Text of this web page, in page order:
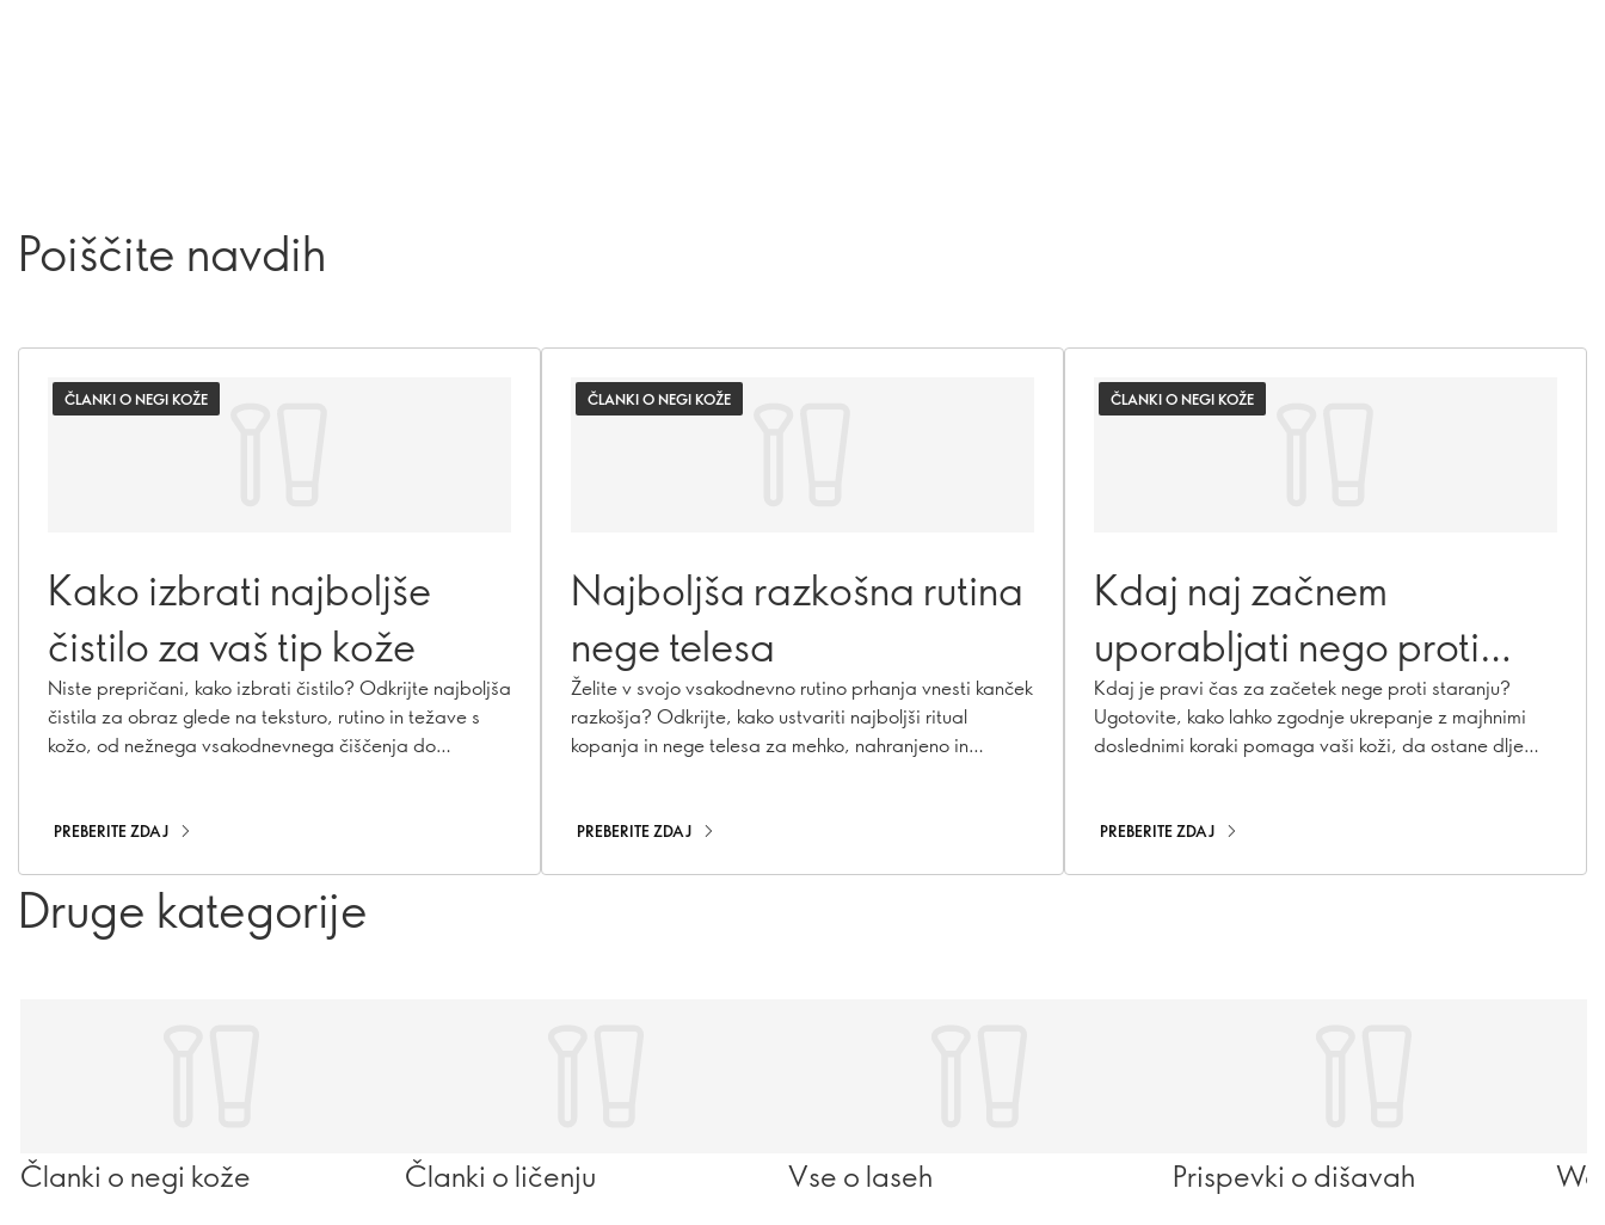
Poiščite navdih
ČLANKI O NEGI KOŽE
Kako izbrati najboljše
čistilo za vaš tip kože
Niste prepričani, kako izbrati čistilo? Odkrijte najboljša
čistila za obraz glede na teksturo, rutino in težave s
kožo, od nežnega vsakodnevnega čiščenja do
PREBERITE ZDAJ
ČLANKI O NEGI KOŽE
Najboljša razkošna rutina
nege telesa
Želite v svojo vsakodnevno rutino prhanja vnesti kanček
razkošja? Odkrijte, kako ustvariti najboljši ritual
kopanja in nege telesa za mehko, nahranjeno in
PREBERITE ZDAJ
ČLANKI O NEGI KOŽE
Kdaj naj začnem
uporabljati nego proti
staranju?
Kdaj je pravi čas za začetek nege proti staranju?
Ugotovite, kako lahko zgodnje ukrepanje z majhnimi
doslednimi koraki pomaga vaši koži, da ostane dlje
PREBERITE ZDAJ
Druge kategorije
Članki o negi kože Članki o ličenju Vse o laseh Prispevki o dišavah